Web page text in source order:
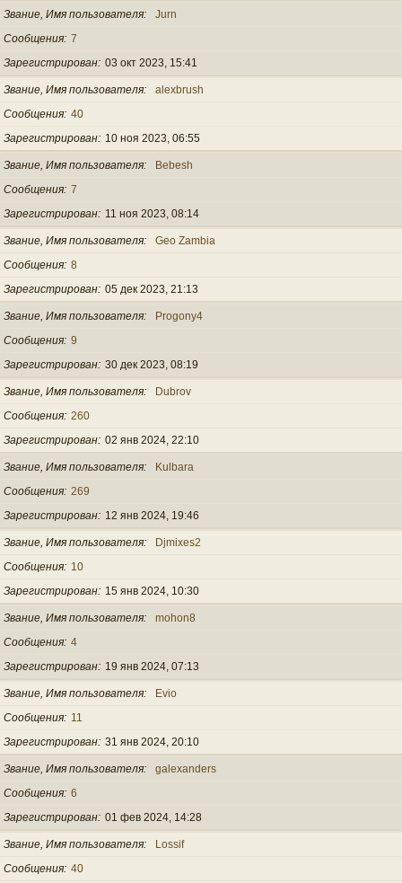
Звание, Имя пользователя
Jurn
Сообщения 7
Зарегистрирован 03 окт 2023, 15:41
Звание, Имя пользователя
alexbrush
Сообщения 40
Зарегистрирован
10 ноя 2023, 06:55
Звание, Имя пользователя
Bebesh
Сообщения 7
Зарегистрирован
11 ноя 2023, 08:14
Звание, Имя пользователя
Geo Zambia
Сообщения 8
Зарегистрирован 05 дек 2023, 21:13
Звание, Имя пользователя
Progony4
Сообщения 9
Зарегистрирован 30 дек 2023, 08:19
Звание, Имя пользователя
Dubrov
Сообщения 260
Зарегистрирован 02 янв 2024, 22:10
Звание, Имя пользователя
Kulbara
Сообщения 269
Зарегистрирован
12 янв 2024, 19:46
Звание, Имя пользователя
Djmixes2
Сообщения
10
Зарегистрирован
15 янв 2024, 10:30
Звание, Имя пользователя
mohon8
Сообщения 4
Зарегистрирован
19 янв 2024, 07:13
Звание, Имя пользователя
Evio
Сообщения
11
Зарегистрирован 31 янв 2024, 20:10
Звание, Имя пользователя
galexanders
Сообщения 6
Зарегистрирован 01 фев 2024, 14:28
Звание, Имя пользователя
Lossif
Сообщения 40